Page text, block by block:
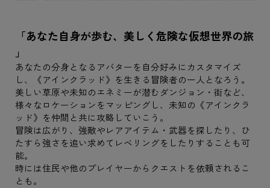
「あなた自身が歩む、美しく危険な仮想世界の旅
」
あなたの分身となるアバターを自分好みにカスタマイズ
し、《アインクラッド》を生きる冒険者の一人となろう。
美しい草原や未知のエネミーが潜むダンジョン・街など、
様々なロケーションをマッピングし、未知の《アインクラ
ッド》を仲間と共に攻略していこう。
冒険は広がり、強敵やレアアイテム・武器を探したり、ひ
たすら強さを追い求めてレベリングをしたりすることも可
能。
時には住民や他のプレイヤーからクエストを依頼されるこ
とも。